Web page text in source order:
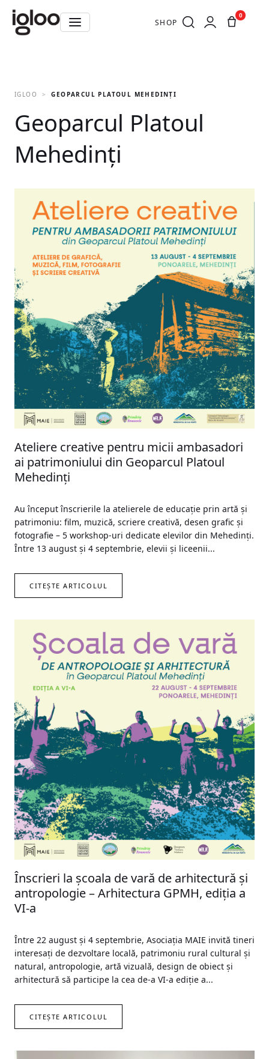
SHOP
0
IGLOO GEOPARCUL PLATOUL MEHEDINȚI
Geoparcul Platoul
Mehedinți
Ateliere creative pentru micii ambasadori
ai patrimoniului din Geoparcul Platoul
Mehedinți
Au început înscrierile la atelierele de educație prin artă și
patrimoniu: film, muzică, scriere creativă, desen grafic și
fotografie – 5 workshop-uri dedicate elevilor din Mehedinți.
Între 13 august și 4 septembrie, elevii și liceenii...
CITEȘTE ARTICOLUL
Înscrieri la școala de vară de arhitectură și
antropologie – Arhitectura GPMH, ediția a
VI-a
Între 22 august și 4 septembrie, Asociația MAIE invită tineri
interesați de dezvoltare locală, patrimoniu rural cultural și
natural, antropologie, artă vizuală, design de obiect și
arhitectură să participe la cea de-a VI-a ediție a...
CITEȘTE ARTICOLUL